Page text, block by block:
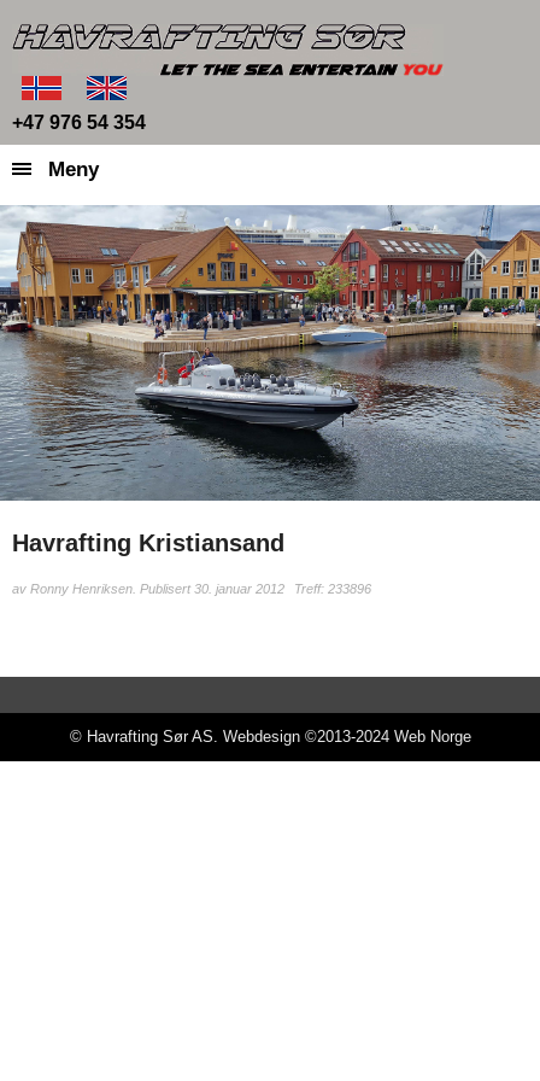
+47 976 54 354
Meny
Havrafting Kristiansand
av Ronny Henriksen Publisert 30. januar 2012 Treff: 233896
© Havrafting Sør AS. Webdesign ©2013-2024 Web Norge